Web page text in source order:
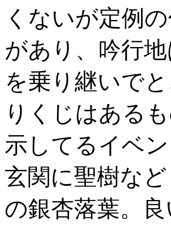
くないが定例
があり、吟行
を乗り継いで
りくじはある
示してるイベ
玄関に聖樹な
の銀杏落葉。